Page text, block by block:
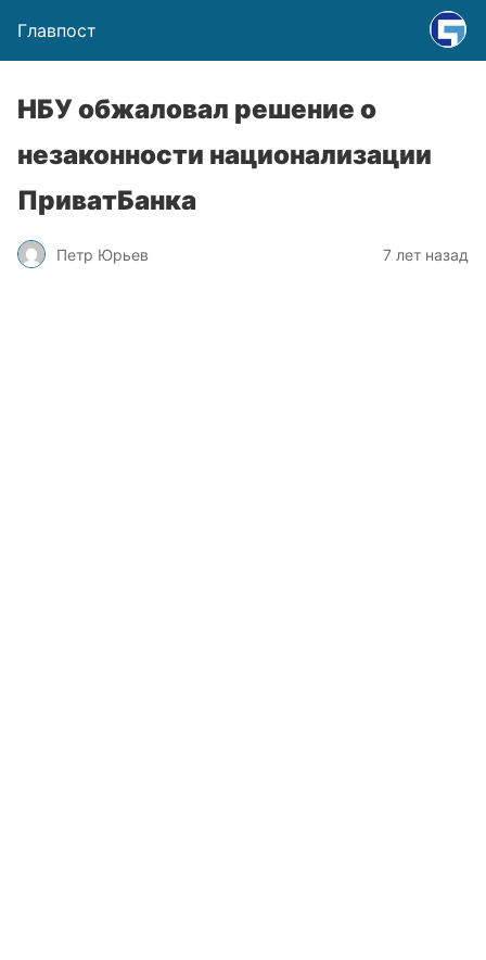
Главпост
НБУ обжаловал решение о
незаконности национализации
ПриватБанка
Петр Юрьев 7 лет назад